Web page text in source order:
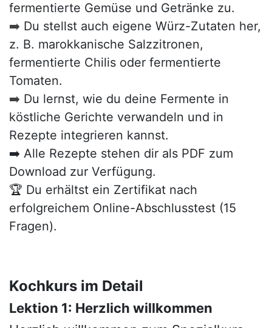
fermentierte Gemüse und Getränke zu.
➡️ Du stellst auch eigene Würz-Zutaten her,
z. B. marokkanische Salzzitronen,
fermentierte Chilis oder fermentierte
Tomaten.
➡️ Du lernst, wie du deine Fermente in
köstliche Gerichte verwandeln und in
Rezepte integrieren kannst.
➡️ Alle Rezepte stehen dir als PDF zum
Download zur Verfügung.
🏆 Du erhältst ein Zertifikat nach
erfolgreichem Online-Abschlusstest (15
Fragen).
Kochkurs im Detail
Lektion 1: Herzlich willkommen